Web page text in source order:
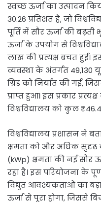
स्वच्छ ऊर्जा का उत्पादन
30.26 प्रतिशत है, जो
पूर्ति में सौर ऊर्जा की बढ़ती
ऊर्जा के उपयोग से
लाख की प्रत्यक्ष बचत हुई।
व्यवस्था के अंतर्गत 49,130
ग्रिड को निर्यात की गई,
प्राप्त हुआ। इस प्रकार
विश्वविद्यालय को कुल
विश्वविद्यालय प्रशासन ने
क्षमता को और अधिक सुदृढ़
(kWp) क्षमता की नई सौर
रहा है। इस परियोजना के
विद्युत आवश्यकताओं का
ऊर्जा से पूरा होगा, जिससे